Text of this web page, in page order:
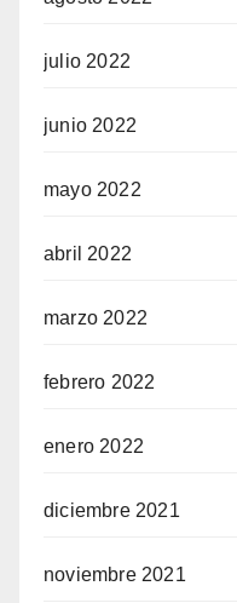
julio 2022
junio 2022
mayo 2022
abril 2022
marzo 2022
febrero 2022
enero 2022
diciembre 2021
noviembre 2021